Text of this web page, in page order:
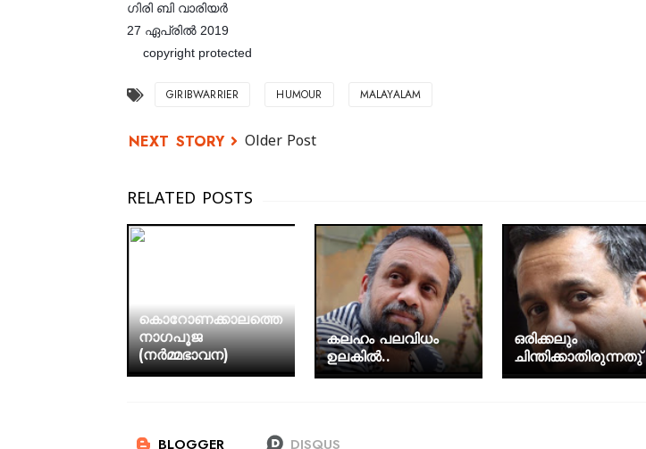
ഗിരി ബി വാരിയർ
27 ഏപ്രിൽ 2019
copyright protected
GIRIBWARRIER HUMOUR MALAYALAM
Older Post
കൊറോണക്കാലത്തെ
നാഗപൂജ
(നർമ്മഭാവന)
കലഹം പലവിധം
ഉലകിൽ..
ഒരിക്കലും
ചിന്തിക്കാതിരുന്നതു്